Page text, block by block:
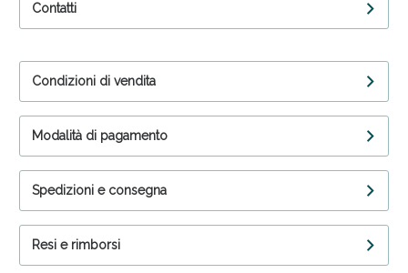
Contatti
Condizioni di vendita
Modalità di pagamento
Spedizioni e consegna
Resi e rimborsi